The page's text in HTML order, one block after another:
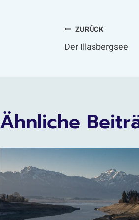
ZURÜCK
Der Illasbergsee
Ähnliche